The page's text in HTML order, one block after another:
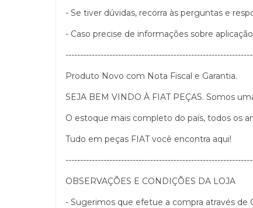
- Se tiver dúvidas, recorra às perguntas e
- Caso precise de informações sobre
Produto Novo com Nota Fiscal e Garantia.
SEJA BEM VINDO À FIAT PEÇAS. Somos
O estoque mais completo do país, todos os
Tudo em peças FIAT você encontra aqui!
OBSERVAÇÕES E CONDIÇÕES DA LOJA
- Sugerimos que efetue a compra através de